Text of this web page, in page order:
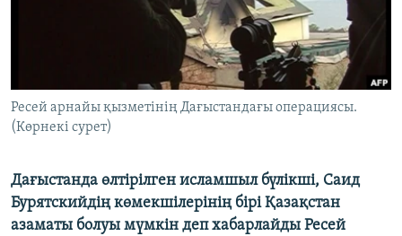
Басқа тілдерде
Ресей арнайы қызметінің Дағыстандағы операциясы.
(Көрнекі сурет)
Дағыстанда өлтірілген исламшыл бүлікші, Саид
Бурятскийдің көмекшілерінің бірі Қазақстан
азаматы болуы мүмкін деп хабарлайды Ресей